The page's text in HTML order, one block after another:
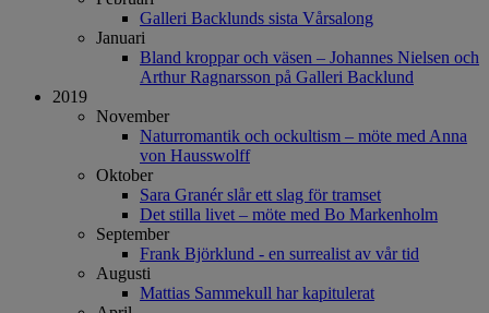
Galleri Backlunds sista Vårsalong
Januari
Bland kroppar och väsen – Johannes Nielsen och
Arthur Ragnarsson på Galleri Backlund
2019
November
Naturromantik och ockultism – möte med Anna
von Hausswolff
Oktober
Sara Granér slår ett slag för tramset
Det stilla livet – möte med Bo Markenholm
September
Frank Björklund - en surrealist av vår tid
Augusti
Mattias Sammekull har kapitulerat